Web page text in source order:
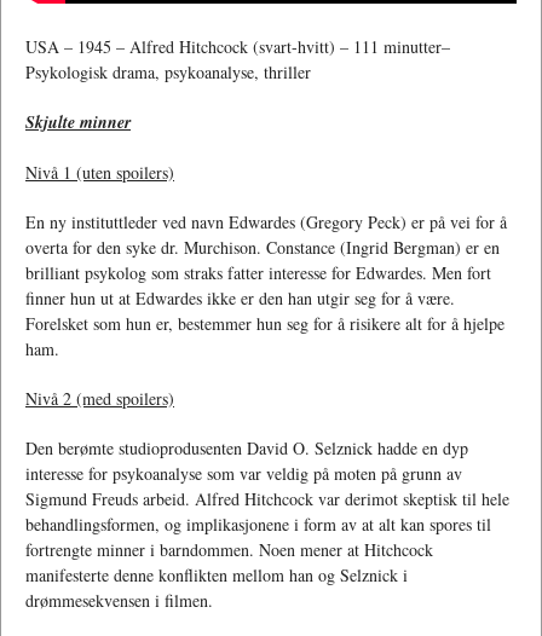
USA – 1945 – Alfred Hitchcock (svart-hvitt) – 111 minutter–
Psykologisk drama, psykoanalyse, thriller
Skjulte minner
Nivå 1 (uten spoilers)
En ny instituttleder ved navn Edwardes (Gregory Peck) er på vei for å
overta for den syke dr. Murchison. Constance (Ingrid Bergman) er en
brilliant psykolog som straks fatter interesse for Edwardes. Men fort
finner hun ut at Edwardes ikke er den han utgir seg for å være.
Forelsket som hun er, bestemmer hun seg for å risikere alt for å hjelpe
ham.
Nivå 2 (med spoilers)
Den berømte studioprodusenten David O. Selznick hadde en dyp
interesse for psykoanalyse som var veldig på moten på grunn av
Sigmund Freuds arbeid. Alfred Hitchcock var derimot skeptisk til hele
behandlingsformen, og implikasjonene i form av at alt kan spores til
fortrengte minner i barndommen. Noen mener at Hitchcock
manifesterte denne konflikten mellom han og Selznick i
drømmesekvensen i filmen.